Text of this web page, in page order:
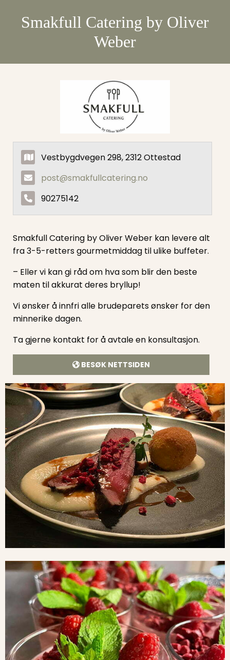
Smakfull Catering by Oliver
Weber
Smakfull Catering by Oliver Weber kan levere alt
fra 3-5-retters gourmetmiddag til ulike buffeter.
– Eller vi kan gi råd om hva som blir den beste
maten til akkurat deres bryllup!
Vi ønsker å innfri alle brudeparets ønsker for den
minnerike dagen.
Ta gjerne kontakt for å avtale en konsultasjon.
BESØK NETTSIDEN
Vestbygdvegen 298, 2312 Ottestad
post@smakfullcatering.no
90275142